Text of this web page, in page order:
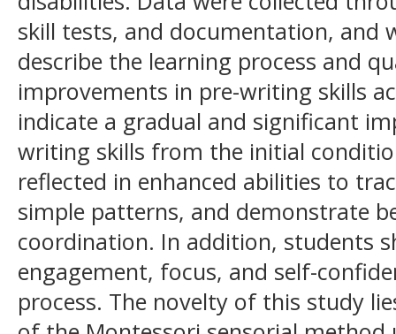
skill tests, and documentation, and
describe the learning process and
improvements in pre-writing skills
indicate a gradual and significant
writing skills from the initial
reflected in enhanced abilities to
simple patterns, and demonstrate
coordination. In addition, students
engagement, focus, and self-
process. The novelty of this study